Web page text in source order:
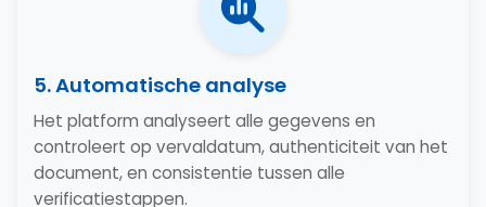
5. Automatische analyse
Het platform analyseert alle gegevens en
controleert op vervaldatum, authenticiteit van het
document, en consistentie tussen alle
verificatiestappen.